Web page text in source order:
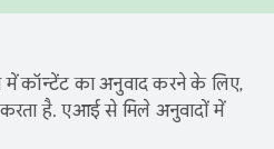
में कॉन्टेंट का अनुवाद करने के लिए,
है. एआई से मिले अनुवादों में